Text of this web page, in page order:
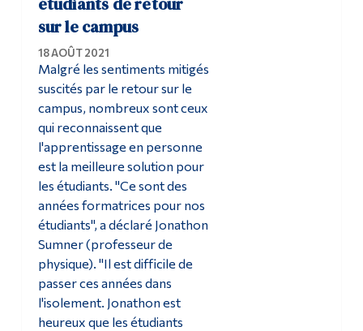
sur le campus
18 AOÛT 2021
Malgré les sentiments mitigés
suscités par le retour sur le
campus, nombreux sont ceux
qui reconnaissent que
l'apprentissage en personne
est la meilleure solution pour
les étudiants. "Ce sont des
années formatrices pour nos
étudiants", a déclaré Jonathon
Sumner (professeur de
physique). "Il est difficile de
passer ces années dans
l'isolement. Jonathon est
heureux que les étudiants